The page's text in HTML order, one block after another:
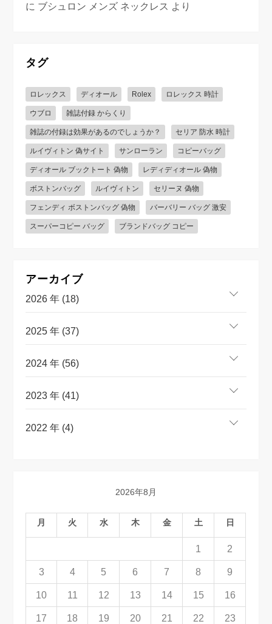
に ブシュロン メンズ ネックレス より
タグ
ロレックス ディオール Rolex ロレックス 時計
ウブロ 雑誌付録 からくり
雑誌の付録は効果があるのでしょうか？ セリア 防水 時計
ルイヴィトン 偽サイト サンローラン コピーバッグ
ディオール ブックトート 偽物 レディディオール 偽物
ボストンバッグ ルイヴィトン セリーヌ 偽物
フェンディ ボストンバッグ 偽物 バーバリー バッグ 激安
スーパーコピー バッグ ブランドバッグ コピー
アーカイブ
2026 年 (18)
2025 年 (37)
2024 年 (56)
2023 年 (41)
2022 年 (4)
2026年8月
月 火 水 木 金 土 日
1 2
3 4 5 6 7 8 9
10 11 12 13 14 15 16
17 18 19 20 21 22 23